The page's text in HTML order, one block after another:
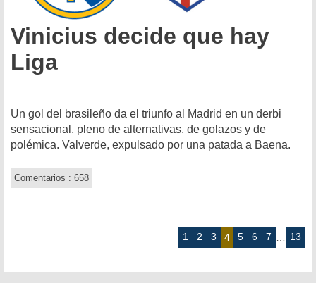
Vinicius decide que hay
Liga
Un gol del brasileño da el triunfo al Madrid en un derbi
sensacional, pleno de alternativas, de golazos y de
polémica. Valverde, expulsado por una patada a Baena.
Comentarios : 658
1 2 3 4 5 6 7 13